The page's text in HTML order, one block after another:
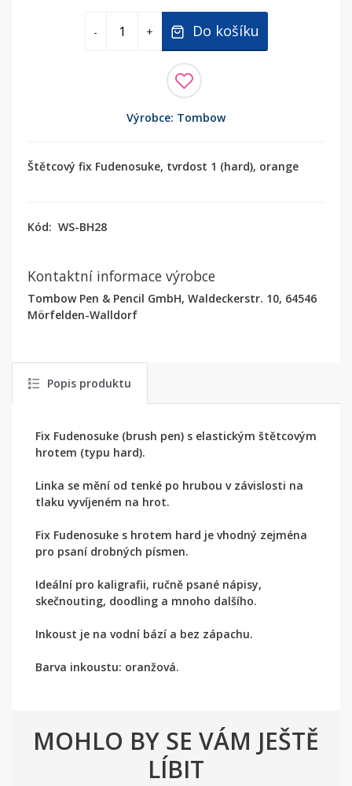
- + Do košíku
Výrobce: Tombow
Štětcový fix Fudenosuke, tvrdost 1 (hard), orange
Kód: WS-BH28
Kontaktní informace výrobce
Tombow Pen & Pencil GmbH, Waldeckerstr. 10, 64546
Mörfelden-Walldorf
Popis produktu
Fix Fudenosuke (brush pen) s elastickým štětcovým
hrotem (typu hard).
Linka se mění od tenké po hrubou v závislosti na
tlaku vyvíjeném na hrot.
Fix Fudenosuke s hrotem hard je vhodný zejména
pro psaní drobných písmen.
Ideální pro kaligrafii, ručně psané nápisy,
skečnouting, doodling a mnoho dalšího.
Inkoust je na vodní bází a bez zápachu.
Barva inkoustu: oranžová.
MOHLO BY SE VÁM JEŠTĚ
LÍBIT